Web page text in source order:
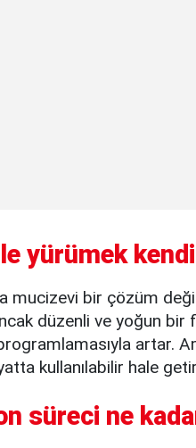
yürümek
mucizevi bir çözüm
düzenli ve yoğun
artar.
kullanılabilir hale
süreci ne